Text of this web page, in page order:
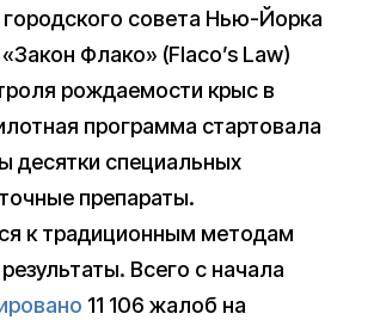
совета Нью-Йорка
Флако» (Flaco’s Law)
рождаемости крыс в
программа стартовала
десятки специальных
препараты.
к традиционным методам
Всего с начала
11 106 жалоб на